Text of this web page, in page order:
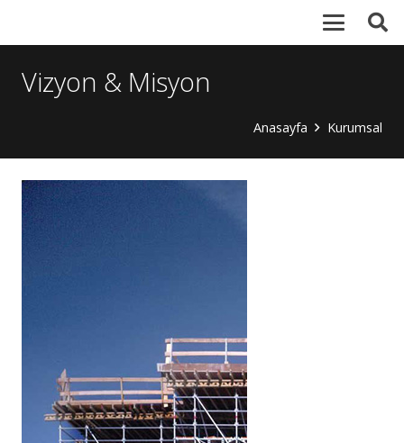
Vizyon & Misyon
Anasayfa Kurumsal